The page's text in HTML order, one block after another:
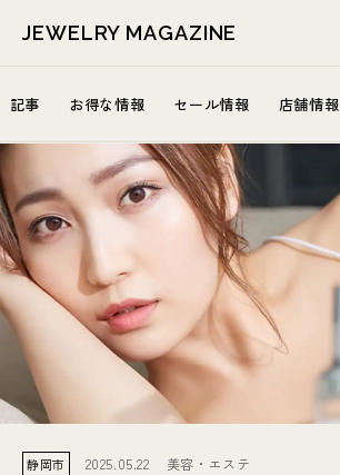
JEWELRY MAGAZINE
記事 お得な情報 セール情報 店舗情報
静岡市 2025.05.22 美容・エステ